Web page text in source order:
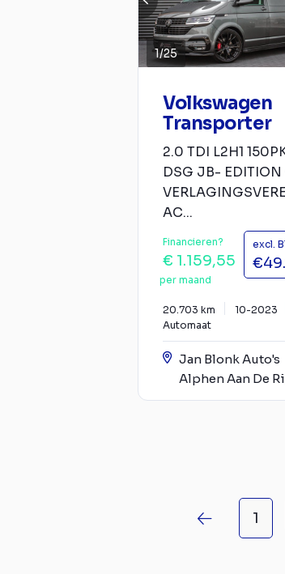
1/25
Volkswagen
Transporter
2.0 TDI L2H1
DSG JB- EDITION
AC...
Financieren?
€ 1.159,55
per maand
excl.
20.703 km
10-2023
Automaat
Jan Blonk Auto's
Alphen Aan De
1